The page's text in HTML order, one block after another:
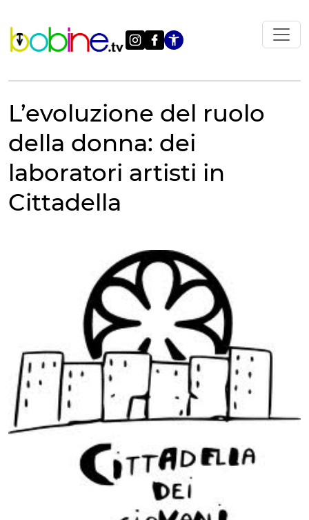
contenuto
Apri le
L’evoluzione del ruolo
della donna: dei
laboratori artisti in
Cittadella